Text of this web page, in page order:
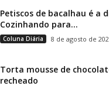
Petiscos de bacalhau é a
Cozinhando para...
Coluna Diária 8 de agosto de
Torta mousse de
recheado